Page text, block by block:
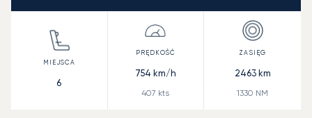
6
754 km/h
407 kts
2463km
1330 NM